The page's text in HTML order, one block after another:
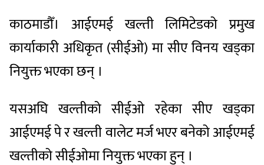
काठमाडौँ। आईएमई खल्ती लिमिटेडको प्रमुख
कार्याकारी अधिकृत (सीईओ) मा सीए विनय खड्का
नियुक्त भएका छन् ।
यसअघि खल्तीको सीईओ रहेका सीए खड्का
आईएमई पे र खल्ती वालेट मर्ज भएर बनेको आईएमई
खल्तीको सीईओमा नियुक्त भएका हुन् ।